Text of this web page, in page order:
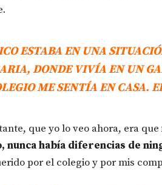
ESTABA EN UNA
DONDE VIVÍA EN UN
ME SENTÍA EN CASA.
que yo lo veo ahora, era que
nunca había diferencias de
por el colegio y por mis